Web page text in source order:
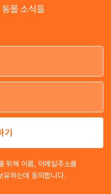
물 소식을
이
이
기
위해 이름, 이메일주소를
유하는데 동의합니다.